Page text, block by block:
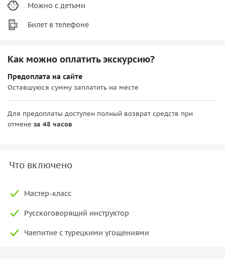
Можно с детьми
Билет в телефоне
Как можно оплатить экскурсию?
Предоплата на сайте
Оставшуюся сумму заплатить на месте
Для предоплаты доступен полный возврат средств при
отмене за 48 часов
Что включено
Мастер-класс
Русскоговорящий инструктор
Чаепитие с турецкими угощениями